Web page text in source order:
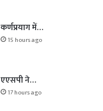
कर्णप्रयाग में…
15 hours ago
एएसपी ने…
17 hours ago